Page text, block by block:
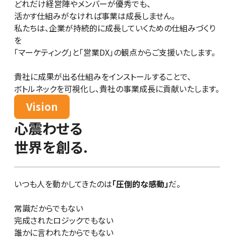
どれだけ経営陣やメンバーが優秀でも、
活かす仕組みがなければ事業は成長しません。
私たちは、企業が持続的に成長していくための仕組みづくり
を
「マーケティング」と「営業DX」の観点からご支援いたします。
貴社に成果が出る仕組みをインストールすることで、
ボトルネックを可視化し、貴社の事業成長に貢献いたします。
Vision
心震わせる
世界を創る.
いつも人を動かしてきたのは「圧倒的な感動」だ。
常識だからでもない
完成されたロジックでもない
誰かに言われたからでもない